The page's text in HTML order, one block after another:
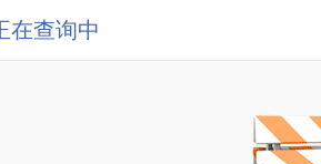
在查询中